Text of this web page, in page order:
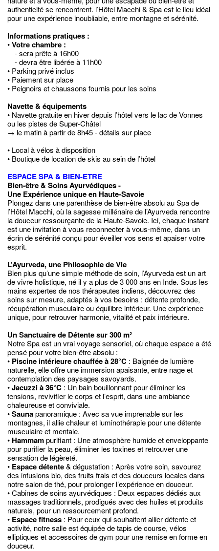
authenticité se rencontrent. l’Hôtel Macchi & Spa est le lieu idéal
pour une expérience inoubliable, entre montagne et sérénité.
Informations pratiques :
•Votre chambre :
- sera prête à 16h00
- devra être libérée à 11h00
• Parking privé inclus
• Paiement sur place
• Peignoirs et chaussons fournis pour les soins
Navette & équipements
• Navette gratuite en hiver depuis l’hôtel vers le lac de Vonnes
ou les pistes de Super-Châtel
→ le matin à partir de 8h45 - détails sur place
• Local à vélos à disposition
• Boutique de location de skis au sein de l’hôtel
ESPACE SPA & BIEN-ETRE
Bien-être & Soins Ayurvédiques -
Une Expérience unique en Haute-Savoie
Plongez dans une parenthèse de bien-être absolu au Spa de
l’Hôtel Macchi, où la sagesse millénaire de l’Ayurveda rencontre
la douceur ressourçante de la Haute-Savoie. Ici, chaque instant
est une invitation à vous reconnecter à vous-même, dans un
écrin de sérénité conçu pour éveiller vos sens et apaiser votre
esprit.
L’Ayurveda, une Philosophie de Vie
Bien plus qu’une simple méthode de soin, l’Ayurveda est un art
de vivre holistique, né il y a plus de 3 000 ans en Inde. Sous les
mains expertes de nos thérapeutes indiens, découvrez des
soins sur mesure, adaptés à vos besoins : détente profonde,
récupération musculaire ou équilibre intérieur. Une expérience
unique, pour retrouver harmonie, vitalité et paix intérieure.
Un Sanctuaire de Détente sur 300 m²
Notre Spa est un vrai voyage sensoriel, où chaque espace a été
pensé pour votre bien-être absolu :
• Piscine intérieure chauffée à 28°C : Baignée de lumière
naturelle, elle offre une immersion apaisante, entre nage et
contemplation des paysages savoyards.
•Jacuzzi à 36°C : Un bain bouillonnant pour éliminer les
tensions, revivifier le corps et l’esprit, dans une ambiance
chaleureuse et conviviale.
•Saunapanoramique : Avec sa vue imprenable sur les
montagnes, il allie chaleur et luminothérapie pour une détente
musculaire et mentale.
• Hammampurifiant : Une atmosphère humide et enveloppante
pour purifier la peau, éliminer les toxines et retrouver une
sensation de légèreté.
• Espace détente& dégustation : Après votre soin, savourez
des infusions bio, des fruits frais et des douceurs locales dans
notre salon de thé, pour prolonger l’expérience en douceur.
• Cabines de soins ayurvédiques : Deux espaces dédiés aux
massages traditionnels, prodigués avec des huiles et produits
naturels, pour un ressourcement profond.
• Espace fitness : Pour ceux qui souhaitent allier détente et
activité, notre salle est équipée de tapis de course, vélos
elliptiques et accessoires de gym pour une remise en forme en
douceur.